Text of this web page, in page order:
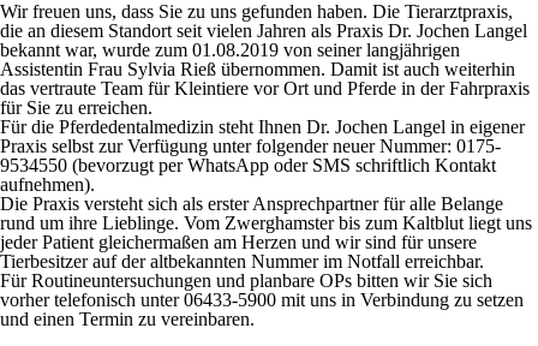
Wir freuen uns, dass Sie zu uns gefunden haben. Die Tierarztpraxis,
die an diesem Standort seit vielen Jahren als Praxis Dr. Jochen Langel
bekannt war, wurde zum 01.08.2019 von seiner langjährigen
Assistentin Frau Sylvia Rieß übernommen. Damit ist auch weiterhin
das vertraute Team für Kleintiere vor Ort und Pferde in der Fahrpraxis
für Sie zu erreichen.
Für die Pferdedentalmedizin steht Ihnen Dr. Jochen Langel in eigener
Praxis selbst zur Verfügung unter folgender neuer Nummer: 0175-
9534550 (bevorzugt per WhatsApp oder SMS schriftlich Kontakt
aufnehmen).
Die Praxis versteht sich als erster Ansprechpartner für alle Belange
rund um ihre Lieblinge. Vom Zwerghamster bis zum Kaltblut liegt uns
jeder Patient gleichermaßen am Herzen und wir sind für unsere
Tierbesitzer auf der altbekannten Nummer im Notfall erreichbar.
Für Routineuntersuchungen und planbare OPs bitten wir Sie sich
vorher telefonisch unter 06433-5900 mit uns in Verbindung zu setzen
und einen Termin zu vereinbaren.